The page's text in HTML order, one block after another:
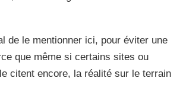
de le mentionner ici, pour éviter une
que même si certains sites ou
citent encore, la réalité sur le terrain